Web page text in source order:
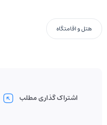
هتل و اقامتگاه
اشتراک گذاری مطلب